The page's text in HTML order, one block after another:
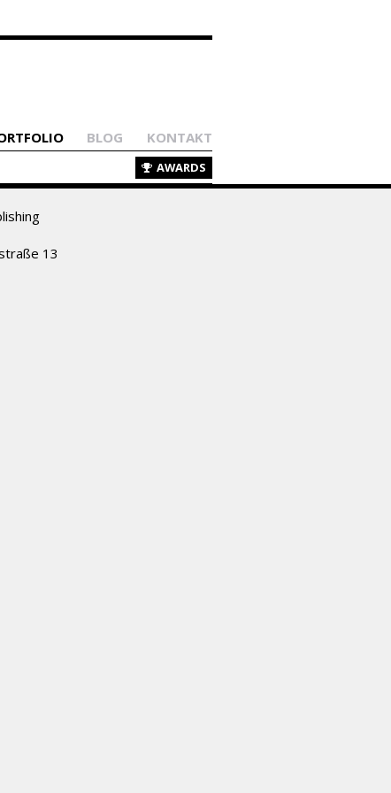
BLOG KONTAKT
AWARDS
13